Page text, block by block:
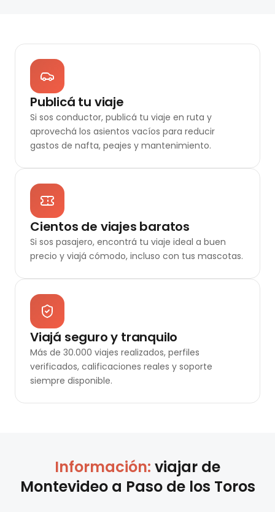
Publicá tu viaje
Si sos conductor, publicá tu viaje en ruta y
aprovechá los asientos vacíos para reducir
gastos de nafta, peajes y mantenimiento.
Cientos de viajes baratos
Si sos pasajero, encontrá tu viaje ideal a buen
precio y viajá cómodo, incluso con tus mascotas.
Viajá seguro y tranquilo
Más de 30.000 viajes realizados, perfiles
verificados, calificaciones reales y soporte
siempre disponible.
Información: viajar de
Montevideoa Paso de los Toros